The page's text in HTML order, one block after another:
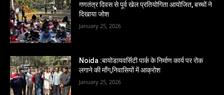
गणतंत्र दिवस से पूर्व खेल प्रतियोगिता आयोजित, बच्चों ने
दिखाया जोश
January 25, 2026
Noida :बायोडायवर्सिटी पार्क के निर्माण कार्य पर रोक
लगाने की माँग,निवासियों में आक्रोश
January 25, 2026